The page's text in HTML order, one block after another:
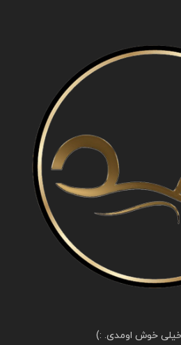
خیلی خوش اومدی. :)